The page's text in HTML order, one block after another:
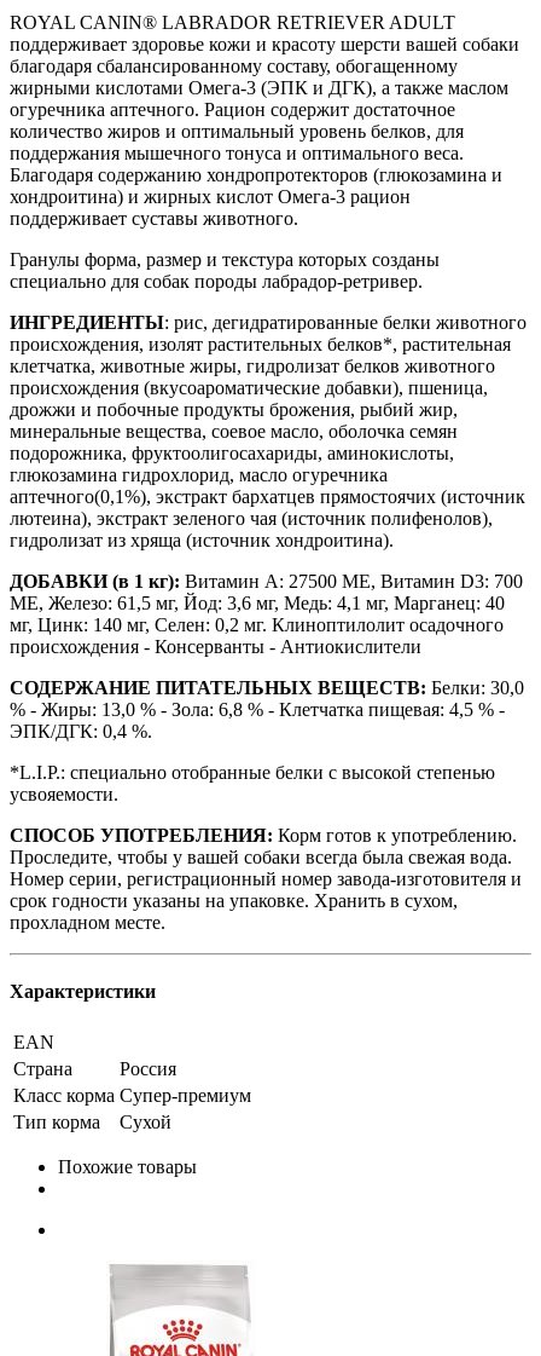
ROYAL CANIN® LABRADOR RETRIEVER ADULT
поддерживает здоровье кожи и красоту шерсти вашей собаки
благодаря сбалансированному составу, обогащенному
жирными кислотами Омега-3 (ЭПК и ДГК), а также маслом
огуречника аптечного. Рацион содержит достаточное
количество жиров и оптимальный уровень белков, для
поддержания мышечного тонуса и оптимального веса.
Благодаря содержанию хондропротекторов (глюкозамина и
хондроитина) и жирных кислот Омега-3 рацион
поддерживает суставы животного.
Гранулы форма, размер и текстура которых созданы
специально для собак породы лабрадор-ретривер.
ИНГРЕДИЕНТЫ: рис, дегидратированные белки животного
происхождения, изолят растительных белков*, растительная
клетчатка, животные жиры, гидролизат белков животного
происхождения (вкусоароматические добавки), пшеница,
дрожжи и побочные продукты брожения, рыбий жир,
минеральные вещества, соевое масло, оболочка семян
подорожника, фруктоолигосахариды, аминокислоты,
глюкозамина гидрохлорид, масло огуречника
аптечного(0,1%), экстракт бархатцев прямостоячих (источник
лютеина), экстракт зеленого чая (источник полифенолов),
гидролизат из хряща (источник хондроитина).
ДОБАВКИ (в 1 кг): Витамин A: 27500 ME, Витамин D3: 700
ME, Железо: 61,5 мг, Йод: 3,6 мг, Медь: 4,1 мг, Марганец: 40
мг, Цинк: 140 мг, Ceлeн: 0,2 мг. Клиноптилолит осадочного
происхождения - Консерванты - Антиокислители
СОДЕРЖАНИЕ ПИТАТЕЛЬНЫХ ВЕЩЕСТВ: Белки: 30,0
% - Жиры: 13,0 % - Зола: 6,8 % - Клетчатка пищевая: 4,5 % -
ЭПК/ДГК: 0,4 %.
*L.I.P.: специально отобранные белки с высокой степенью
усвояемости.
СПОСОБ УПОТРЕБЛЕНИЯ: Корм готов к употреблению.
Проследите, чтобы у вашей собаки всегда была свежая вода.
Номер серии, регистрационный номер завода-изготовителя и
срок годности указаны на упаковке. Хранить в сухом,
прохладном месте.
Характеристики
EAN
Страна
Россия
Класс корма Супер-премиум
Тип корма
Сухой
Похожие товары